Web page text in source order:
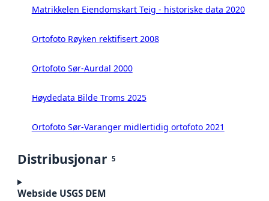
Matrikkelen Eiendomskart Teig - historiske data 2020
Ortofoto Røyken rektifisert 2008
Ortofoto Sør-Aurdal 2000
Høydedata Bilde Troms 2025
Ortofoto Sør-Varanger midlertidig ortofoto 2021
Distribusjonar 5
Webside USGS DEM